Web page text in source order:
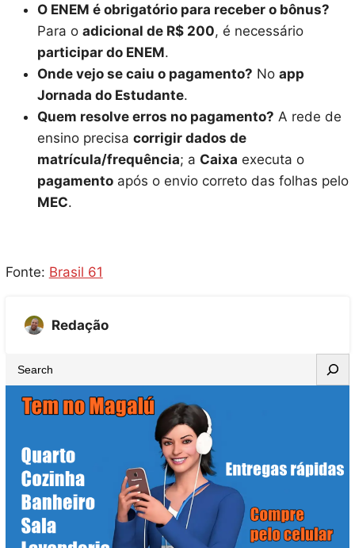
O ENEM é obrigatório para receber o bônus?
Para o adicional de R$ 200, é necessário
participar do ENEM.
Onde vejo se caiu o pagamento? No app
Jornada do Estudante.
Quem resolve erros no pagamento? A rede de
ensino precisa corrigir dados de
matrícula/frequência; a Caixa executa o
pagamentoapós o envio correto das folhas pelo
MEC.
Fonte: Brasil 61
Redação
e